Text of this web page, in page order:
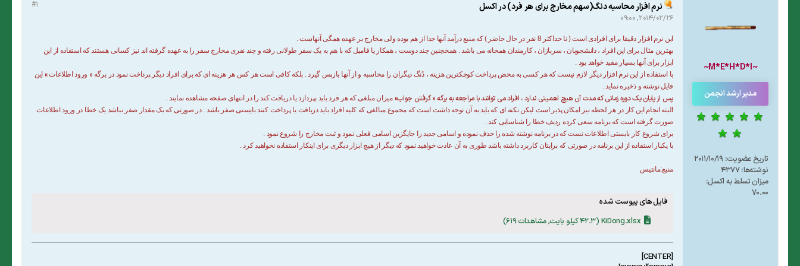
~M*E*H*D*I~
مدیر ارشد انجمن
تاریخ عضویت: 2011/10/19
نوشته‌ها:4377
میزان تسلط به اکسل:
70.00
#1 نرم افزار محاسبه دنگ(سهم مخارج برای هر فرد) در اکسل
2014/02/26, 09:00
این نرم افزار دقیقا برای افرادی است ( تا حداکثر 8 نفر در حال حاضر ) که منبع درآمد آنها جدا از هم بوده ولی مخارج بر عهده همگی آنهاست .
بهترین مثال برای این افراد ، دانشجویان ، سربازان ، کارمندان همخانه می باشد . همخچنین چند دوست ، همکار یا فامیل که با هم به یک سفر طولانی رفته و چند نفری مخارج سفر را به عهده گرفته اند نیز کسانی هستند که استفاده از این
ابزار برای آنها بسیار مفید خواهد بود .
با استفاده از این نرم افزار دیگر لازم نیست که هر کسی به محض پرداخت کوچکترین هزینه ، دُنگ دیگران را محاسبه و از آنها بازپس گیرد . بلکه کافی است هر کس هر هزینه ای که برای افراد دیگر پرداخت نمود در برگه « ورود اطلاعات» این
فایل نوشته و ذخیره نماید .
پس از پایان یک دوره زمانی که مدت آن هیچ اهمیتی ندارد ، افراد می توانند با مراجعه به برگه « گرفتن جواب»میزان مبلغی که هر فرد باید بپردازد یا دریافت کند را در انتهای صفحه مشاهده نمایند .
البته انجام این کار در هر لحظه نیز امکان پذیر است لیکن نکته ای که باید به آن توجه داشت است که مجموع مبالغی که کلیه افراد باید دریافت یا پرداخت کنند بایستی صفر باشد . در صورتی که یک مقدار صفر نباشد یک خطا در ورود اطلاعات
صورت گرفته است که برنامه سعی کرده ردیف خطا را شناسایی کند .
برای شروع کار بایستی اطلاعات تست که در برنامه نوشته شده را حذف نموده و اسامی جدید را جایگزین اسامی فعلی نمود و ثبت مخارج را شروع نمود .
با یکبار استفاده از این برنامه در صورتی که برایتان کاربرد داشته باشد طوری به آن عادت خواهید نمود که دیگر از هیچ ابزار دیگری برای اینکار استفاده نخواهید کرد .
منبع:مانتیس
فایل های پیوست شده
KiDong.xlsx (42.3 کیلو بایت, مشاهدات 619)
[CENTER]